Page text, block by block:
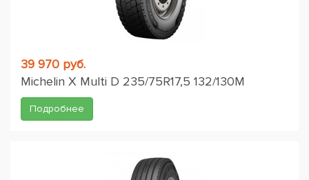
39 970 руб.
Michelin X Multi D 235/75R17,5 132/130M
Подробнее